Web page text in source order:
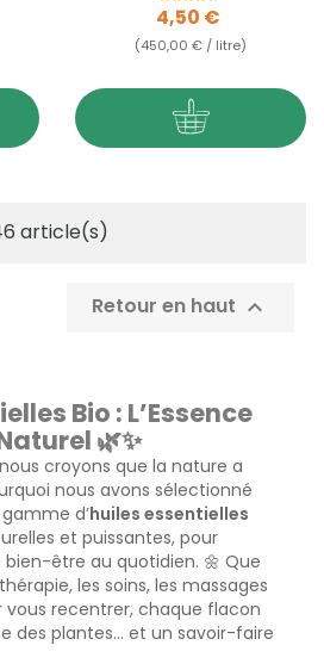
Prix
4,50 €
(450,00 € / litre)
article(s)
Retour en haut 
Bio : L’Essence
🌿✨
croyons que la nature a
nous avons sélectionné
d’huiles essentielles
et puissantes, pour
être au quotidien. 🌼 Que
les soins, les massages
recentrer, chaque flacon
des plantes… et un savoir-faire